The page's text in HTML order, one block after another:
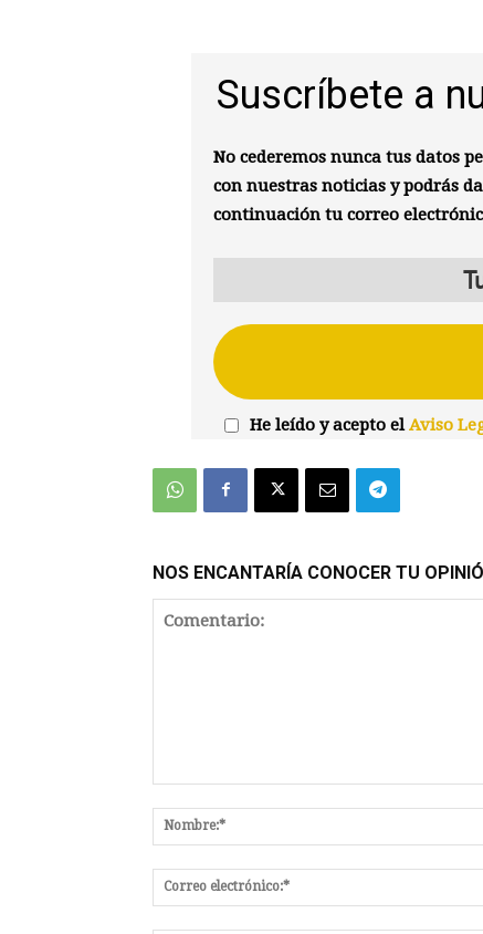
Suscríbete a
No cederemos nunca tus datos
con nuestras noticias y podrás
continuación tu correo
He leído y acepto elAviso
NOS ENCANTARÍA CONOCER TU